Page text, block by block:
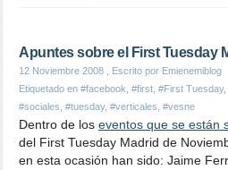
Apuntes sobre el First Tuesday
12 Noviembre 2008 , Escrito por Emienemiblog
Etiquetado en #facebook #first #First Tuesday,
#sociales #tuesday, #verticales #vesne
Dentro de los eventos que se están
del First Tuesday Madrid de
en esta ocasión han sido: Jaime